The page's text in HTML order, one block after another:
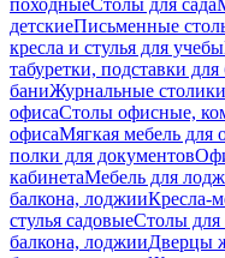
походныеСтолы для сада
детскиеПисьменные
кресла и стулья для учебы
табуретки, подставки для
баниЖурнальные
офисаСтолы офисные,
офисаМягкая мебель для
полки для документов
кабинетаМебель для
балкона, лоджииКресла-
стулья садовыеСтолы для
балкона, лоджииДверцы